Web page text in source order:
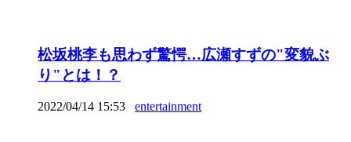
松坂桃李も思わず驚愕…広瀬すずの"変貌ぶ
り"とは！？
2022/04/14 15:53 entertainment